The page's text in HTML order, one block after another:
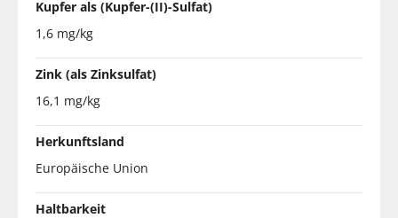
Kupfer als (Kupfer-(II)-Sulfat)
1,6 mg/kg
Zink (als Zinksulfat)
16,1 mg/kg
Herkunftsland
Europäische Union
Haltbarkeit